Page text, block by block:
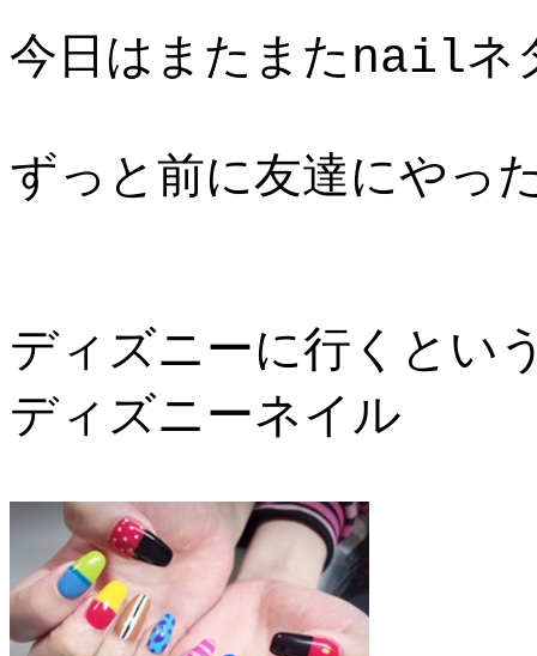
今日はまたまたnailネ
ずっと前に友達にやっ
ディズニーに行くとい
ディズニーネイル